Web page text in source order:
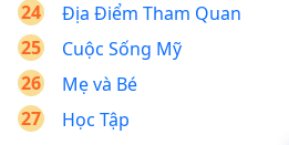
Địa Điểm Tham Quan
Cuộc Sống Mỹ
Mẹ và Bé
Học Tập